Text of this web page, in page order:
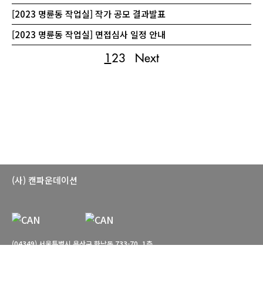
[2023 명륜동 작업실] 작가 공모 결과발표
[2023 명륜동 작업실] 면접심사 일정 안내
1 23 Next
(사) 캔파운데이션
(04349) 서울특별시 용산구 한남동 733-70, 1층